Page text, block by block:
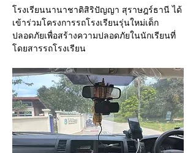
โรงเรียนนานาชาติสิริปัญญา สุราษฎร์ธานี ได้
เข้าร่วมโครงการรถโรงเรียนรุ่นใหม่เด็ก
ปลอดภัยเพื่อสร้างความปลอดภัยในนักเรียนที่
โดยสารรถโรงเรียน